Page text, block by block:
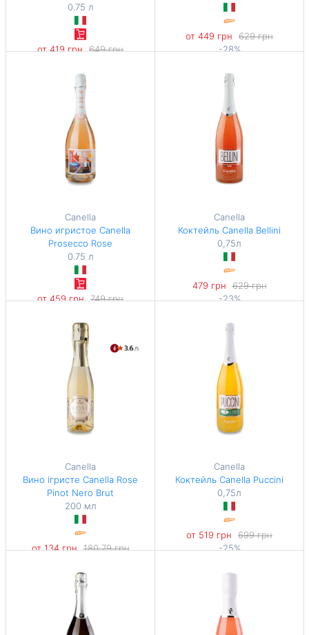
0.75 л
от 419 грн 649 грн
558,67 грн / 1 л
от 449 грн
629 грн
-28%
Canella
Вино игристое Canella
Prosecco Rose
0.75 л
от 459 грн 749 грн
612 грн / 1 л
Canella
Коктейль Canella Bellini
0,75л
479 грн 629 грн
-23%
Canella
Вино ігристе Canella Rose
Pinot Nero Brut
200 мл
от 134 грн 180,79 грн
670 грн / 1 л
Canella
Коктейль Canella Puccini
0,75л
от 519 грн
699 грн
-25%